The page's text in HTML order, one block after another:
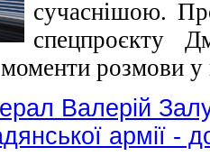
сучаснішою.
спецпроєкту
розмови у
Валерій
армії -